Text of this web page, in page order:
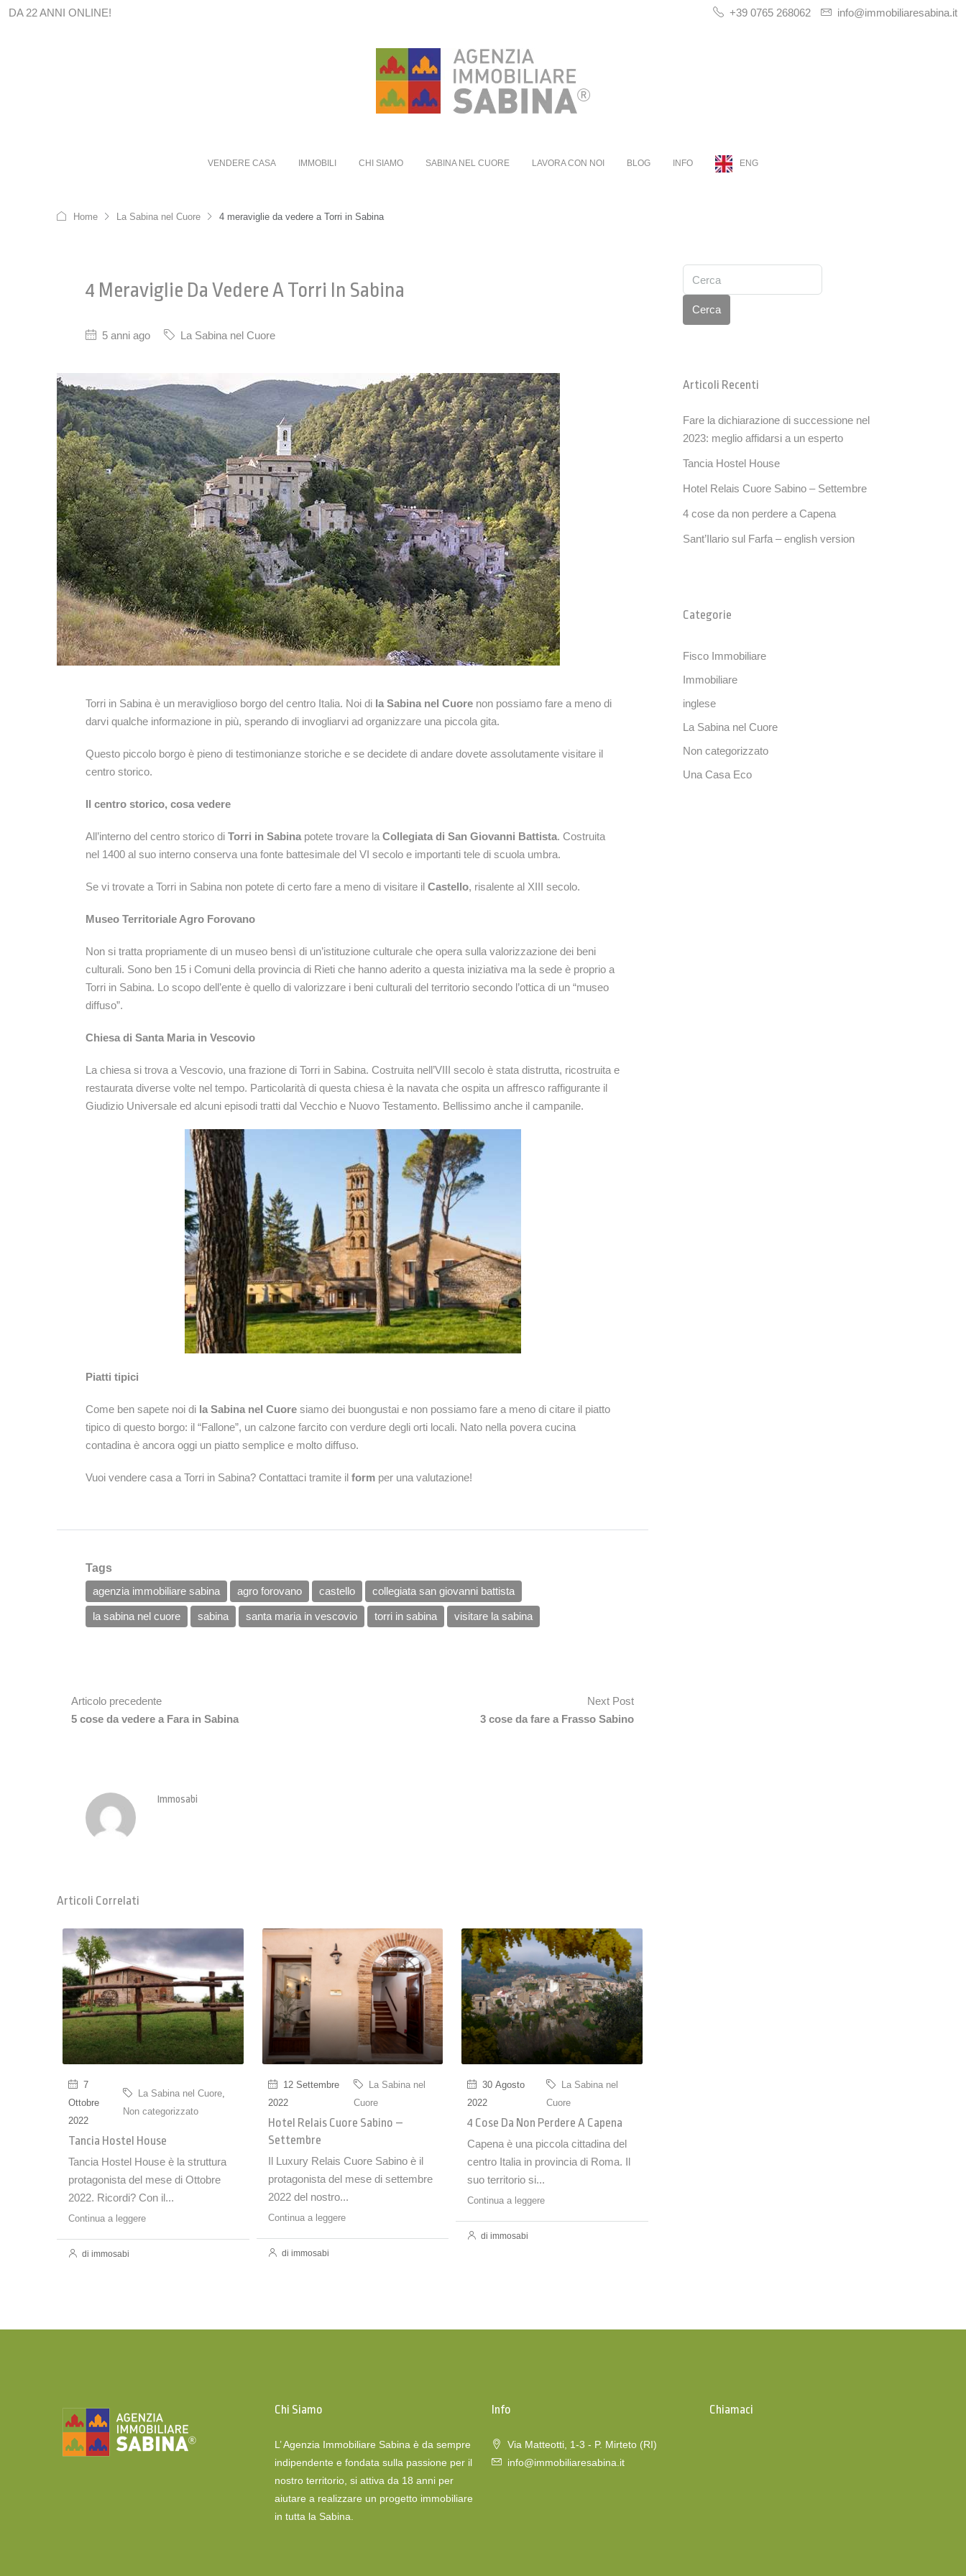
DA 22 ANNI ONLINE! +39 0765 268062 info@immobiliaresabina.it
VENDERE CASA IMMOBILI CHI SIAMO SABINA NEL CUORE LAVORA CON NOI BLOG INFO ENG
Home La Sabina nel Cuore 4 meraviglie da vedere a Torri in Sabina
4 Meraviglie Da Vedere A Torri In Sabina
5 anni ago La Sabina nel Cuore
Torri in Sabina è un meraviglioso borgo del centro Italia. Noi di la Sabina nel Cuore non possiamo fare a meno di
darvi qualche informazione in più, sperando di invogliarvi ad organizzare una piccola gita.
Questo piccolo borgo è pieno di testimonianze storiche e se decidete di andare dovete assolutamente visitare il
centro storico.
Il centro storico, cosa vedere
All’interno del centro storico di Torri in Sabina potete trovare la Collegiata di San Giovanni Battista. Costruita
nel 1400 al suo interno conserva una fonte battesimale del VI secolo e importanti tele di scuola umbra.
Se vi trovate a Torri in Sabina non potete di certo fare a meno di visitare il Castello, risalente al XIII secolo.
Museo Territoriale Agro Forovano
Non si tratta propriamente di un museo bensì di un’istituzione culturale che opera sulla valorizzazione dei beni
culturali. Sono ben 15 i Comuni della provincia di Rieti che hanno aderito a questa iniziativa ma la sede è proprio a
Torri in Sabina. Lo scopo dell’ente è quello di valorizzare i beni culturali del territorio secondo l’ottica di un “museo
diffuso”.
Chiesa di Santa Maria in Vescovio
La chiesa si trova a Vescovio, una frazione di Torri in Sabina. Costruita nell’VIII secolo è stata distrutta, ricostruita e
restaurata diverse volte nel tempo. Particolarità di questa chiesa è la navata che ospita un affresco raffigurante il
Giudizio Universale ed alcuni episodi tratti dal Vecchio e Nuovo Testamento. Bellissimo anche il campanile.
Piatti tipici
Come ben sapete noi di la Sabina nel Cuore siamo dei buongustai e non possiamo fare a meno di citare il piatto
tipico di questo borgo: il “Fallone”, un calzone farcito con verdure degli orti locali. Nato nella povera cucina
contadina è ancora oggi un piatto semplice e molto diffuso.
Vuoi vendere casa a Torri in Sabina? Contattaci tramite il form per una valutazione!
Tags
agenzia immobiliare sabina
agro forovano castello collegiata san giovanni battista
la sabina nel cuore sabina santa maria in vescovio torri in sabina visitare la sabina
Articolo precedente
5 cose da vedere a Fara in Sabina
Next Post
3 cose da fare a Frasso Sabino
Immosabi
Articoli Correlati
7
Ottobre
2022
La Sabina nel Cuore,
Non categorizzato
Tancia Hostel House
Tancia Hostel House è la struttura
protagonista del mese di Ottobre
2022. Ricordi? Con il...
Continua a leggere
di immosabi
12 Settembre
2022
La Sabina nel
Cuore
Hotel Relais Cuore Sabino –
Settembre
Il Luxury Relais Cuore Sabino è il
protagonista del mese di settembre
2022 del nostro...
Continua a leggere
di immosabi
30 Agosto
2022
La Sabina nel
Cuore
4 Cose Da Non Perdere A Capena
Capena è una piccola cittadina del
centro Italia in provincia di Roma. Il
suo territorio si...
Continua a leggere
di immosabi
Cerca
Articoli Recenti
Fare la dichiarazione di successione nel
2023: meglio affidarsi a un esperto
Tancia Hostel House
Hotel Relais Cuore Sabino – Settembre
4 cose da non perdere a Capena
Sant’Ilario sul Farfa – english version
Categorie
Fisco Immobiliare
Immobiliare
inglese
La Sabina nel Cuore
Non categorizzato
Una Casa Eco
Chi Siamo
L’ Agenzia Immobiliare Sabina è da sempre
indipendente e fondata sulla passione per il
nostro territorio, si attiva da 18 anni per
aiutare a realizzare un progetto immobiliare
in tutta la Sabina.
Info
Via Matteotti, 1-3 - P. Mirteto (RI)
info@immobiliaresabina.it
Chiamaci